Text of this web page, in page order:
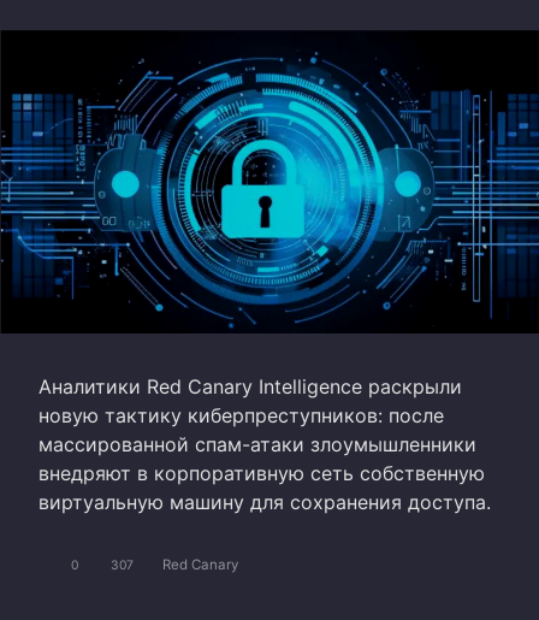
Аналитики Red Canary Intelligence раскрыли
новую тактику киберпреступников: после
массированной спам-атаки злоумышленники
внедряют в корпоративную сеть собственную
виртуальную машину для сохранения доступа.
0 307 Red Canary